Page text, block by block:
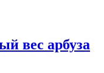
вес арбуза